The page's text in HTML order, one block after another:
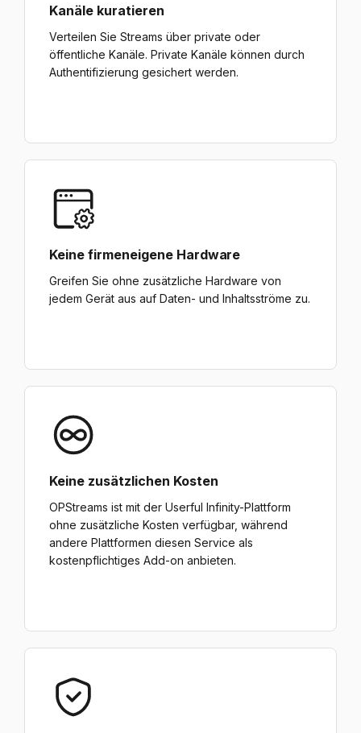
Kanäle kuratieren
Verteilen Sie Streams über private oder
öffentliche Kanäle. Private Kanäle können durch
Authentifizierung gesichert werden.
Keine firmeneigene Hardware
Greifen Sie ohne zusätzliche Hardware von
jedem Gerät aus auf Daten- und Inhaltsströme zu.
Keine zusätzlichen Kosten
OPStreams ist mit der Userful Infinity-Plattform
ohne zusätzliche Kosten verfügbar, während
andere Plattformen diesen Service als
kostenpflichtiges Add-on anbieten.